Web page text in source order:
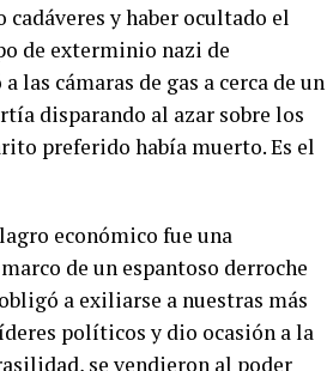
y haber ocultado el
de exterminio nazi de
cámaras de gas a cerca de un
disparando al azar sobre los
preferido había muerto. Es el
económico fue una
de un espantoso derroche
a exiliarse a nuestras más
políticos y dio ocasión a la
se vendieron al poder